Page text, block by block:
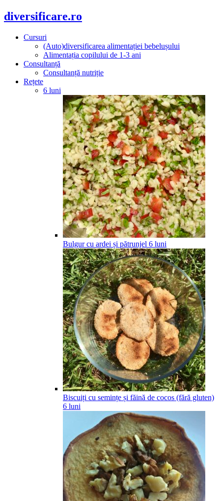
diversificare.ro
Cursuri
(Auto)diversificarea alimentației bebelușului
Alimentația copilului de 1-3 ani
Consultanță
Consultanță nutriție
Rețete
6 luni
Bulgur cu ardei și pătrunjel 6 luni
Biscuiți cu semințe și făină de cocos (fără gluten)
6 luni